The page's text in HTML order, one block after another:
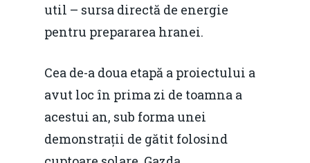
util – sursa directă de energie
pentru prepararea hranei.
Cea de-a doua etapă a proiectului a
avut loc în prima zi de toamna a
acestui an, sub forma unei
demonstrații de gătit folosind